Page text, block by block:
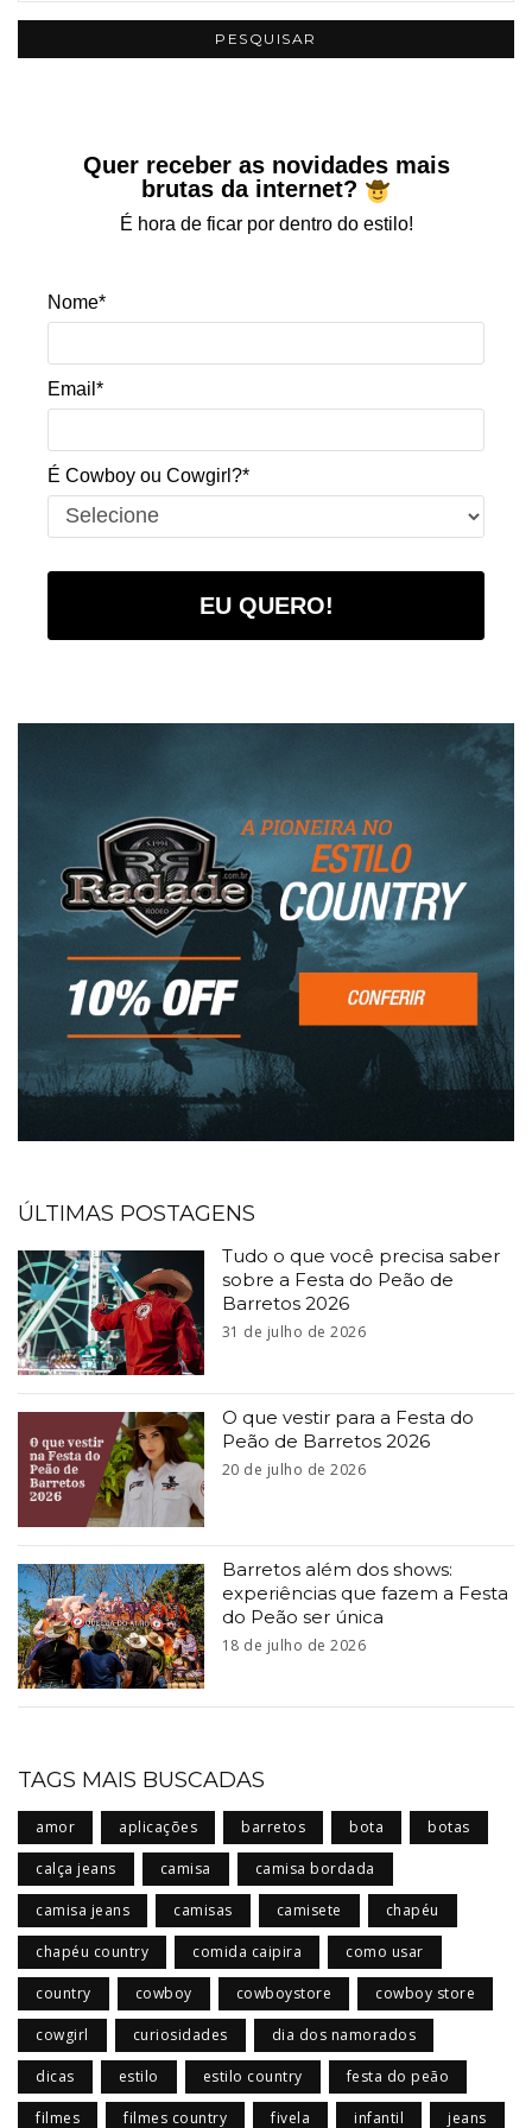
Quer receber as novidades mais
brutas da internet?
É hora de ficar por dentro do estilo!
Nome*
Email*
É Cowboy ou Cowgirl?*
EU QUERO!
ÚLTIMAS POSTAGENS
Tudo o que você precisa saber
sobre a Festa do Peão de
Barretos 2026
31 de julho de 2026
O que vestir para a Festa do
Peão de Barretos 2026
20 de julho de 2026
Barretos além dos shows:
experiências que fazem a Festa
do Peão ser única
18 de julho de 2026
TAGS MAIS BUSCADAS
amor aplicações barretos bota botas
calça jeans camisa camisa bordada
camisa jeans camisas camisete chapéu
chapéu country comida caipira como usar
country cowboy cowboystore cowboy store
cowgirl curiosidades dia dos namorados
dicas estilo estilo country festa do peão
filmes filmes country fivela infantil jeans